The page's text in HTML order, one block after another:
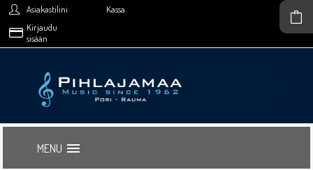
Asiakastilini
Kassa
Kirjaudu
sisään
MENU